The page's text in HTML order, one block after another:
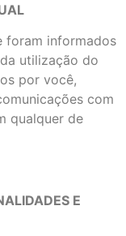
foram informados
utilização do
por você,
com
qualquer de
E